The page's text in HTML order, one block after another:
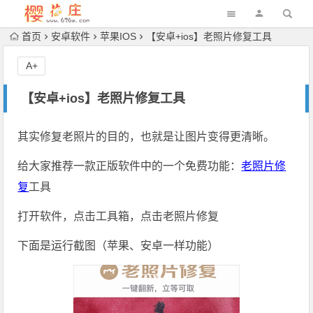
首页 安卓软件 苹果IOS 【安卓+ios】老照片修复工具
【安卓+ios】老照片修复工具
A+
其实修复老照片的目的，也就是让图片变得更清晰。
给大家推荐一款正版软件中的一个免费功能：老照片修
复工具
打开软件，点击工具箱，点击老照片修复
下面是运行截图（苹果、安卓一样功能）